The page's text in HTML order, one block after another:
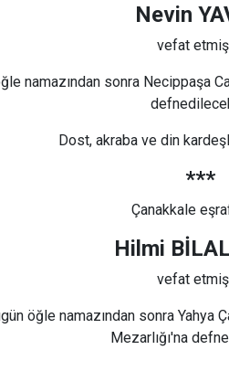
Nevin
vefat
namazından sonra Necippaşa
Dost, akraba ve din
***
Çanakkale
Hilmi
vefat
öğle namazından sonra Yahya
Mezarlığı'na